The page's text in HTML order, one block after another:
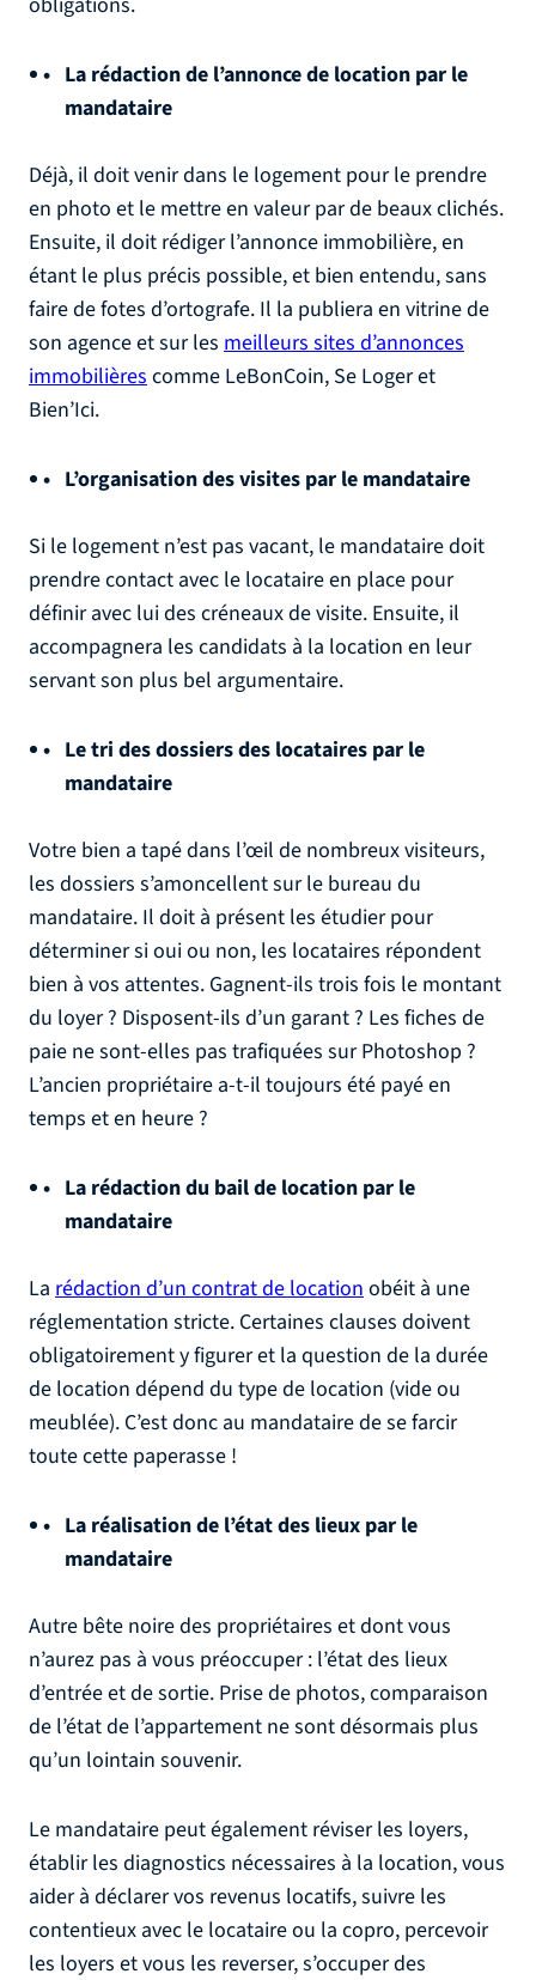
La rédaction de l’annonce de location par le
mandataire
Déjà, il doit venir dans le logement pour le prendre
en photo et le mettre en valeur par de beaux clichés.
Ensuite, il doit rédiger l’annonce immobilière, en
étant le plus précis possible, et bien entendu, sans
faire de fotes d’ortografe. Il la publiera en vitrine de
son agence et sur les meilleurs sites d’annonces
immobilièrescomme LeBonCoin, Se Loger et
Bien’Ici.
L’organisation des visites par le mandataire
Si le logement n’est pas vacant, le mandataire doit
prendre contact avec le locataire en place pour
définir avec lui des créneaux de visite. Ensuite, il
accompagnera les candidats à la location en leur
servant son plus bel argumentaire.
Le tri des dossiers des locataires par le
mandataire
Votre bien a tapé dans l’œil de nombreux visiteurs,
les dossiers s’amoncellent sur le bureau du
mandataire. Il doit à présent les étudier pour
déterminer si oui ou non, les locataires répondent
bien à vos attentes. Gagnent-ils trois fois le montant
du loyer ? Disposent-ils d’un garant ? Les fiches de
paie ne sont-elles pas trafiquées sur Photoshop ?
L’ancien propriétaire a-t-il toujours été payé en
temps et en heure ?
La rédaction du bail de location par le
mandataire
La rédaction d’un contrat de locationobéit à une
réglementation stricte. Certaines clauses doivent
obligatoirement y figurer et la question de la durée
de location dépend du type de location (vide ou
meublée). C’est donc au mandataire de se farcir
toute cette paperasse !
La réalisation de l’état des lieux par le
mandataire
Autre bête noire des propriétaires et dont vous
n’aurez pas à vous préoccuper : l’état des lieux
d’entrée et de sortie. Prise de photos, comparaison
de l’état de l’appartement ne sont désormais plus
qu’un lointain souvenir.
Le mandataire peut également réviser les loyers,
établir les diagnostics nécessaires à la location, vous
aider à déclarer vos revenus locatifs, suivre les
contentieux avec le locataire ou la copro, percevoir
les loyers et vous les reverser, s’occuper des